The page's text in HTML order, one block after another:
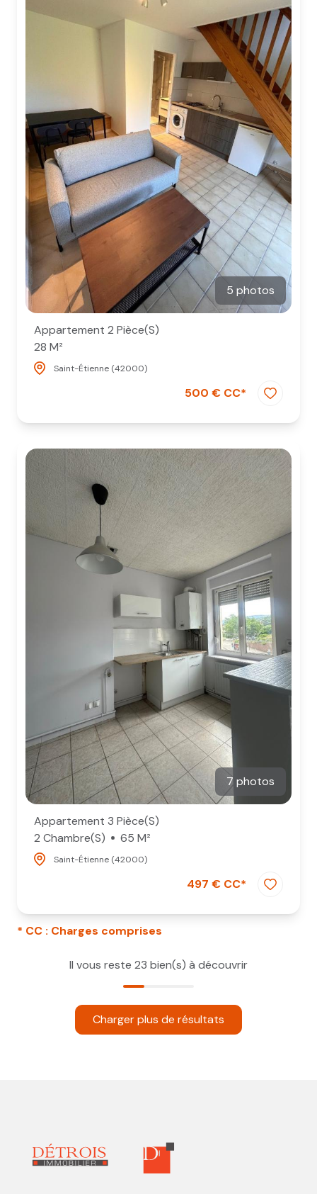
5 photos
Appartement 2 Pièce(s)
28 M²
Saint-Étienne (42000)
500 € CC*
7 photos
Appartement 3 Pièce(s)
2 Chambre(s)
65 M²
Saint-Étienne (42000)
497 € CC*
* CC : Charges comprises
Il vous reste 23 bien(s) à découvrir
Charger plus de résultats